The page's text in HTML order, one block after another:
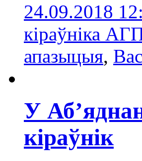
24.09.2018
кіраўніка
апазыцыя,
У
кіраўнік